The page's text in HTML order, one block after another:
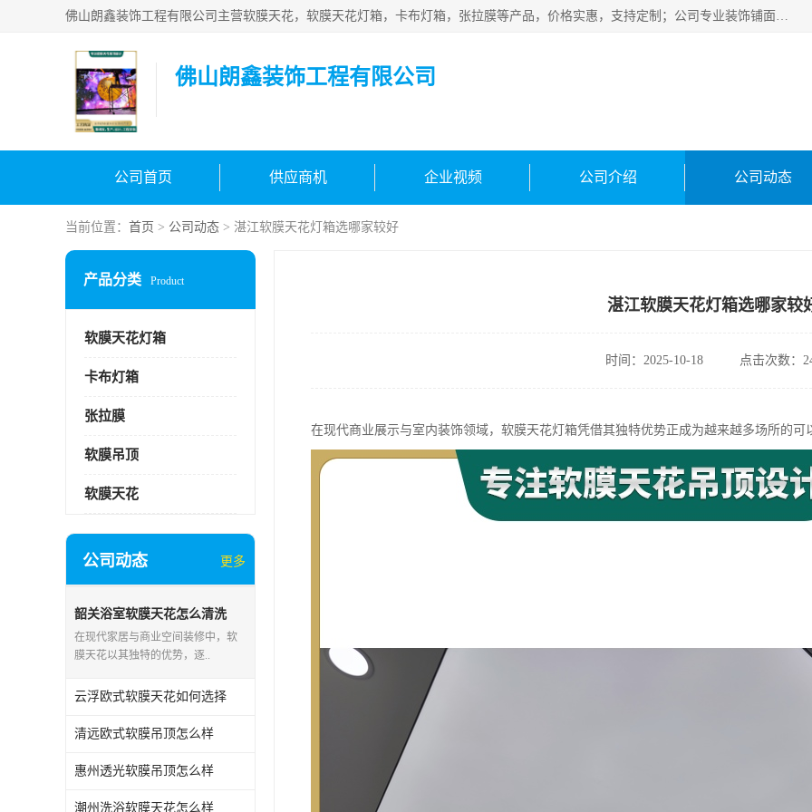
佛山朗鑫装饰工程有限公司主营软膜天花，软膜天花灯箱，卡布灯箱，张拉膜等产品，价格实惠，支持定制；公司专业装饰铺面，家居，会展特装，软膜等工程，技能精良人员，安装快、价格合理，质量保证、热诚与各方有识人士合作，欢迎新老客户来电咨询。
佛山朗鑫装饰工程有限公司
公司首页 供应商机 企业视频 公司介绍 公司动态
当前位置： 首页 > 公司动态 > 湛江软膜天花灯箱选哪家较好
产品分类 Product
软膜天花灯箱
卡布灯箱
张拉膜
软膜吊顶
软膜天花
公司动态 更多
韶关浴室软膜天花怎么清洗
在现代家居与商业空间装修中，软
膜天花以其独特的优势，逐..
云浮欧式软膜天花如何选择
清远欧式软膜吊顶怎么样
惠州透光软膜吊顶怎么样
潮州洗浴软膜天花怎么样
湛江软膜天花灯箱选哪家较
时间：2025-10-18 点击次数：
在现代商业展示与室内装饰领域，软膜天花灯箱凭借其独特优势正成为越来越多场所的可